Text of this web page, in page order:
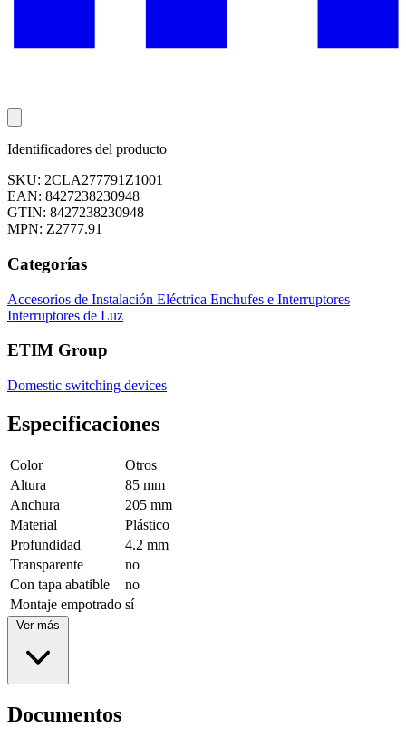
Identificadores del producto
SKU: 2CLA277791Z1001
EAN: 8427238230948
GTIN: 8427238230948
MPN: Z2777.91
Categorías
Accesorios de Instalación Eléctrica Enchufes e Interruptores
Interruptores de Luz
ETIM Group
Domestic switching devices
Especificaciones
Color
Otros
Altura
85 mm
Anchura
205 mm
Material
Plástico
Profundidad
4.2 mm
Transparente
no
Con tapa abatible
no
Montaje empotrado sí
Ver más
Documentos